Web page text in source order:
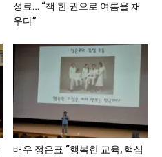
성료… “책 한 권으로 여름을 채
우다”
배우 정은표 “행복한 교육, 핵심